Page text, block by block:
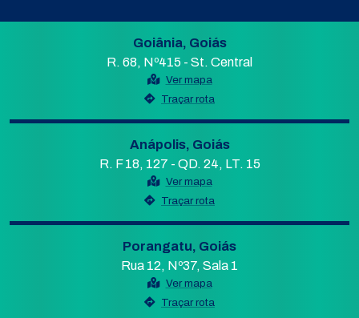
Goiânia, Goiás
R. 68, Nº415 - St. Central
Ver mapa
Traçar rota
Anápolis, Goiás
R. F 18, 127 - QD. 24, LT. 15
Ver mapa
Traçar rota
Porangatu, Goiás
Rua 12, Nº37, Sala 1
Ver mapa
Traçar rota